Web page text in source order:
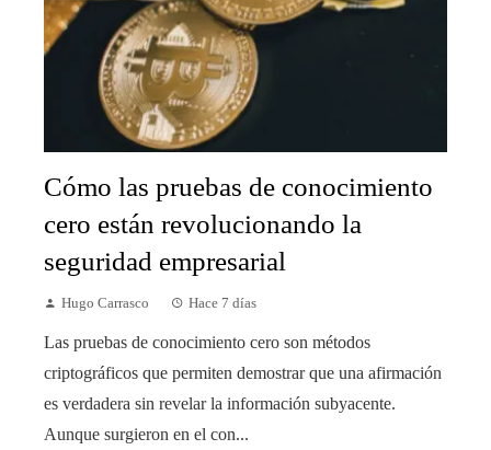
Cómo las pruebas de conocimiento
cero están revolucionando la
seguridad empresarial
Hugo Carrasco Hace 7 días
Las pruebas de conocimiento cero son métodos
criptográficos que permiten demostrar que una afirmación
es verdadera sin revelar la información subyacente.
Aunque surgieron en el con...